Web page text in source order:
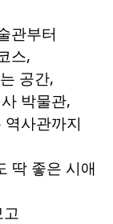
관부터
스,
공간,
박물관,
사관까지
딱 좋은 시애